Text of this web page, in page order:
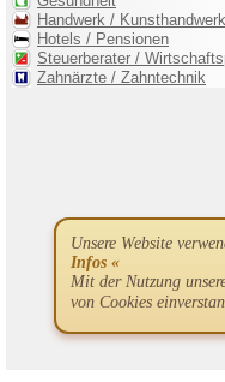
Unsere Website
Infos «
Mit der Nutzung
von Cookies